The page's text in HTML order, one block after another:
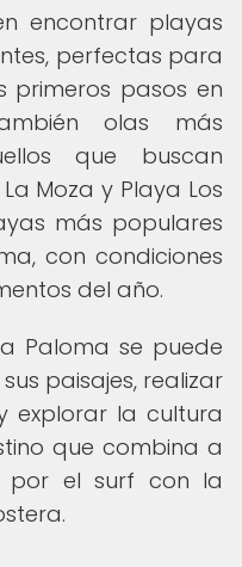
encontrar playas
perfectas para
primeros pasos en
olas más
que buscan
Moza y Playa Los
más populares
con condiciones
del año.
Paloma se puede
paisajes, realizar
explorar la cultura
que combina a
por el surf con la